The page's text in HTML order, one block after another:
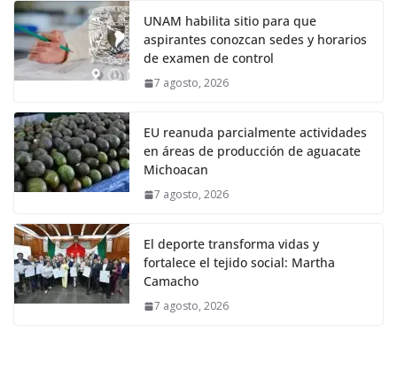
UNAM habilita sitio para que
aspirantes conozcan sedes y horarios
de examen de control
7 agosto, 2026
EU reanuda parcialmente actividades
en áreas de producción de aguacate
Michoacan
7 agosto, 2026
El deporte transforma vidas y
fortalece el tejido social: Martha
Camacho
7 agosto, 2026